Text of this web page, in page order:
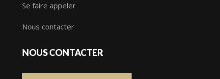
Se faire appeler
Nous contacter
NOUS CONTACTER